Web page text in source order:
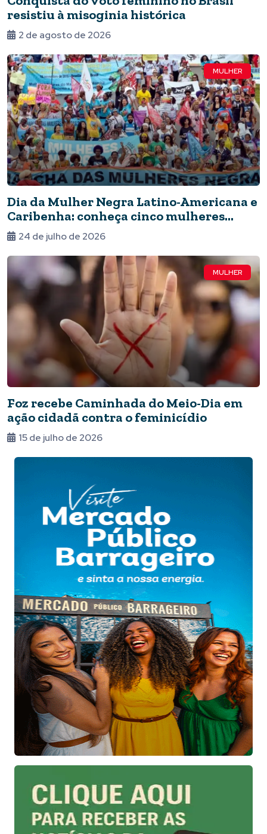
resistiu à misoginia histórica
2 de agosto de 2026
MULHER
Dia da Mulher Negra Latino-Americana e
Caribenha: conheça cinco mulheres
fundamentais para a data
24 de julho de 2026
MULHER
Foz recebe Caminhada do Meio-Dia em
ação cidadã contra o feminicídio
15 de julho de 2026